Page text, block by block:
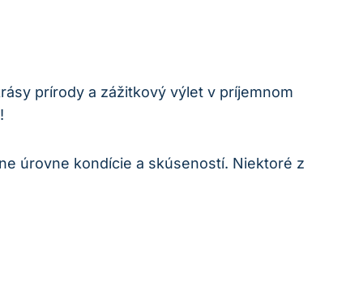
prírody a zážitkový výlet ‍v príjemnom
úrovne kondície a skúseností. Niektoré z